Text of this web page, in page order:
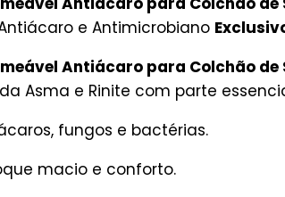
e Antimicrobiano
Antiácaro para Colchão de
Asma e Rinite com parte
fungos e bactérias.
macio e conforto.